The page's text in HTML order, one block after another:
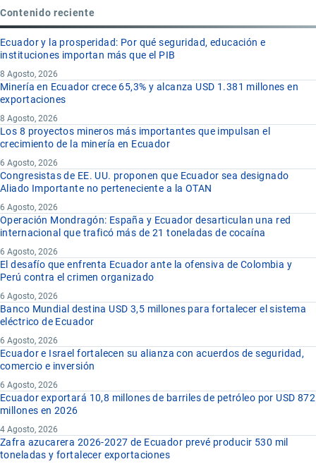
Contenido reciente
Ecuador y la prosperidad: Por qué seguridad, educación e
instituciones importan más que el PIB
8 Agosto, 2026
Minería en Ecuador crece 65,3% y alcanza USD 1.381 millones en
exportaciones
8 Agosto, 2026
Los 8 proyectos mineros más importantes que impulsan el
crecimiento de la minería en Ecuador
6 Agosto, 2026
Congresistas de EE. UU. proponen que Ecuador sea designado
Aliado Importante no perteneciente a la OTAN
6 Agosto, 2026
Operación Mondragón: España y Ecuador desarticulan una red
internacional que traficó más de 21 toneladas de cocaína
6 Agosto, 2026
El desafío que enfrenta Ecuador ante la ofensiva de Colombia y
Perú contra el crimen organizado
6 Agosto, 2026
Banco Mundial destina USD 3,5 millones para fortalecer el sistema
eléctrico de Ecuador
6 Agosto, 2026
Ecuador e Israel fortalecen su alianza con acuerdos de seguridad,
comercio e inversión
6 Agosto, 2026
Ecuador exportará 10,8 millones de barriles de petróleo por USD 872
millones en 2026
4 Agosto, 2026
Zafra azucarera 2026-2027 de Ecuador prevé producir 530 mil
toneladas y fortalecer exportaciones